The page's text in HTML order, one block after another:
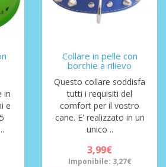
in
e
Collare in pelle con
borchie a rilievo
Questo collare soddisfa
tutti i requisiti del
comfort per il vostro
cane. E' realizzato in un
unico ..
3,99€
Imponibile: 3,27€